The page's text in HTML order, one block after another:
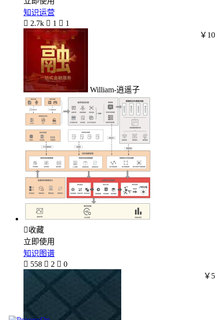
知识运营
 2.7k  1  1
William-逍遥子
￥10
收藏
立即使用
知识图谱
 558  2  0
￥5